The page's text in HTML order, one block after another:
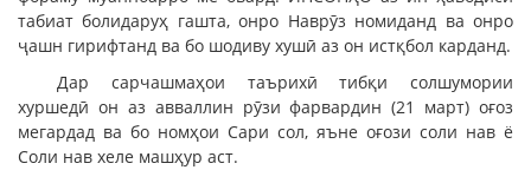
табиат болидаруҳ гашта, онро Наврӯз номиданд ва онро
ҷашн гирифтанд ва бо шодиву хушӣ аз он истқбол карданд.
Дар сарчашмаҳои таърихӣ тибқи солшумории
хуршедӣ он аз авваллин рӯзи фарвардин (21 март) оғоз
мегардад ва бо номҳои Сари сол, яъне оғози соли нав ё
Соли нав хеле машҳур аст.